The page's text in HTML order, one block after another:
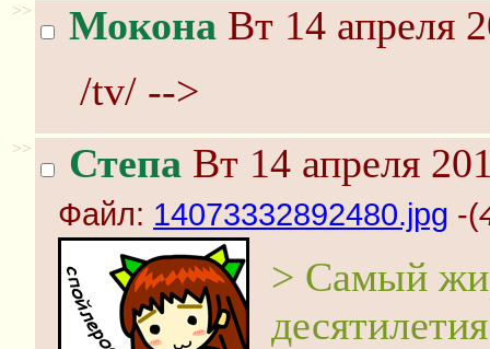
>> Мокона Вт 14 апреля
/tv/ -->
>> Степа Вт 14 апреля
Файл: 14073332892480.jpg -(
> Самый